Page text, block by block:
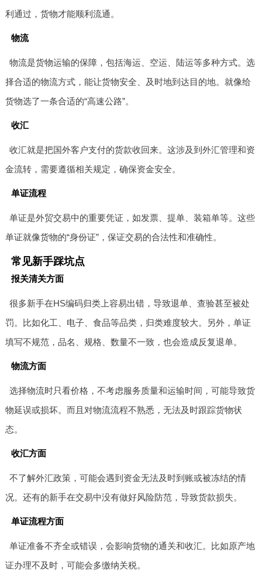
利通过，货物才能顺利流通。
物流
物流是货物运输的保障，包括海运、空运、陆运等多种方式。选
择合适的物流方式，能让货物安全、及时地到达目的地。就像给
货物选了一条合适的“高速公路”。
收汇
收汇就是把国外客户支付的货款收回来。这涉及到外汇管理和资
金流转，需要遵循相关规定，确保资金安全。
单证流程
单证是外贸交易中的重要凭证，如发票、提单、装箱单等。这些
单证就像货物的“身份证”，保证交易的合法性和准确性。
常见新手踩坑点
报关清关方面
很多新手在HS编码归类上容易出错，导致退单、查验甚至被处
罚。比如化工、电子、食品等品类，归类难度较大。另外，单证
填写不规范，品名、规格、数量不一致，也会造成反复退单。
物流方面
选择物流时只看价格，不考虑服务质量和运输时间，可能导致货
物延误或损坏。而且对物流流程不熟悉，无法及时跟踪货物状
态。
收汇方面
不了解外汇政策，可能会遇到资金无法及时到账或被冻结的情
况。还有的新手在交易中没有做好风险防范，导致货款损失。
单证流程方面
单证准备不齐全或错误，会影响货物的通关和收汇。比如原产地
证办理不及时，可能会多缴纳关税。